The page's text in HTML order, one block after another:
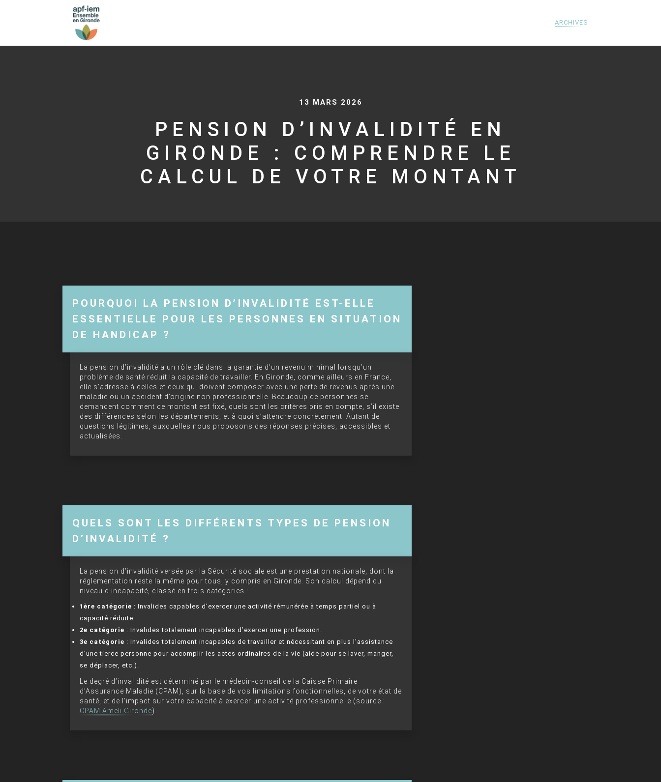
ARCHIVES
13 MARS 2026
PENSION D’INVALIDITÉ EN
GIRONDE : COMPRENDRE LE
CALCUL DE VOTRE MONTANT
POURQUOI LA PENSION D’INVALIDITÉ EST-ELLE
ESSENTIELLE POUR LES PERSONNES EN SITUATION
DE HANDICAP ?
La pension d’invalidité a un rôle clé dans la garantie d’un revenu minimal lorsqu’un
problème de santé réduit la capacité de travailler. En Gironde, comme ailleurs en France,
elle s’adresse à celles et ceux qui doivent composer avec une perte de revenus après une
maladie ou un accident d’origine non professionnelle. Beaucoup de personnes se
demandent comment ce montant est fixé, quels sont les critères pris en compte, s’il existe
des différences selon les départements, et à quoi s’attendre concrètement. Autant de
questions légitimes, auxquelles nous proposons des réponses précises, accessibles et
actualisées.
QUELS SONT LES DIFFÉRENTS TYPES DE PENSION
D’INVALIDITÉ ?
La pension d’invalidité versée par la Sécurité sociale est une prestation nationale, dont la
réglementation reste la même pour tous, y compris en Gironde. Son calcul dépend du
niveau d’incapacité, classé en trois catégories :
1ère catégorie : Invalides capables d’exercer une activité rémunérée à temps partiel ou à
capacité réduite.
2e catégorie : Invalides totalement incapables d’exercer une profession.
3e catégorie : Invalides totalement incapables de travailler et nécessitant en plus l’assistance
d’une tierce personne pour accomplir les actes ordinaires de la vie (aide pour se laver, manger,
se déplacer, etc.).
Le degré d’invalidité est déterminé par le médecin-conseil de la Caisse Primaire
d’Assurance Maladie (CPAM), sur la base de vos limitations fonctionnelles, de votre état de
santé, et de l’impact sur votre capacité à exercer une activité professionnelle (source :
CPAM Ameli Gironde).